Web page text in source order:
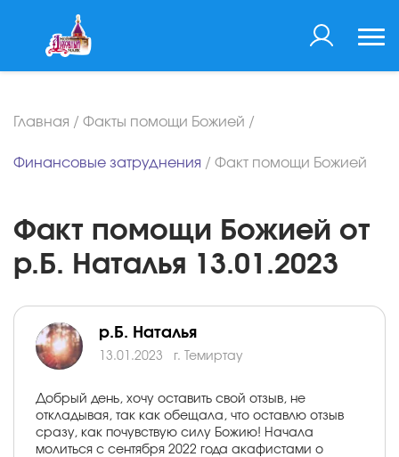
Главная / Факты помощи Божией /
Финансовые затруднения / Факт помощи Божией
Факт помощи Божией от
р.Б. Наталья 13.01.2023
р.Б. Наталья
13.01.2023 г. Темиртау
Добрый день, хочу оставить свой отзыв, не
откладывая, так как обещала, что оставлю отзыв
сразу, как почувствую силу Божию! Начала
молиться с сентября 2022 года акафистами о